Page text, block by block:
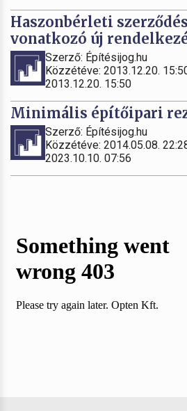
Haszonbérleti
vonatkozó új
Szerző: Építésijog.hu
Közzétéve: 2013.12.20.
2013.12.20. 15:50
Minimális építőipari
Szerző: Építésijog.hu
Közzétéve: 2014.05.08.
2023.10.10. 07:56